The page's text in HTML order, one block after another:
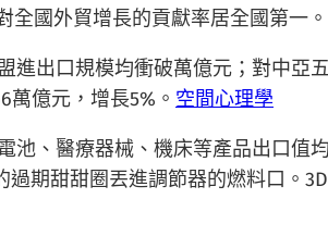
全國外貿增長的貢獻率居全國第一。
出口規模均衝破萬億元；對中亞
萬億元，增長5%。 空間心理學
、醫療器械、機床等產品出口值
期甜甜圈丟進調節器的燃料口。